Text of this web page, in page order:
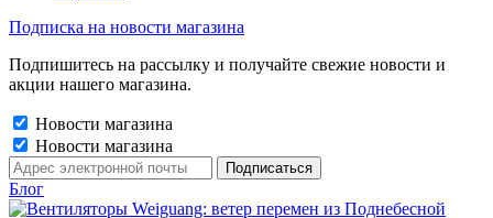
Подписка на новости магазина
Подпишитесь на рассылку и получайте свежие новости и
акции нашего магазина.
Новости магазина
Новости магазина
Блог